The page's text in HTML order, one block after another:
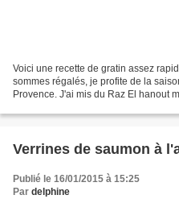
Voici une recette de gratin assez
sommes régalés, je profite de la
Provence. J'ai mis du Raz El hanout
Verrines de saumon à
Publié le 16/01/2015 à 15:25
Par delphine